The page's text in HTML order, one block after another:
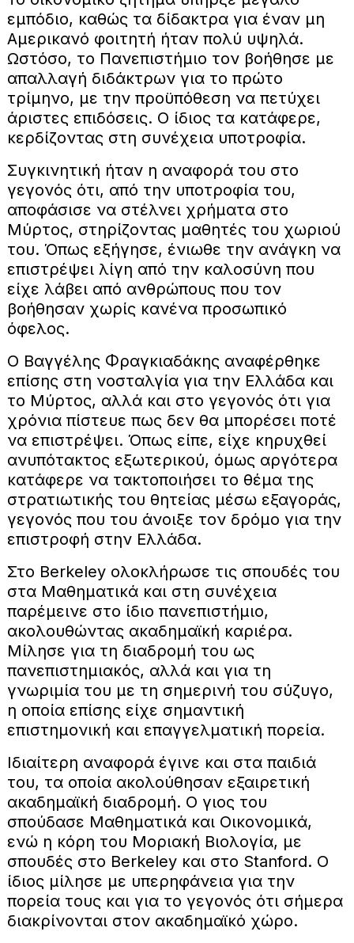
εμπόδιο, καθώς τα δίδακτρα για έναν μη
Αμερικανό φοιτητή ήταν πολύ υψηλά.
Ωστόσο, το Πανεπιστήμιο τον βοήθησε με
απαλλαγή διδάκτρων για το πρώτο
τρίμηνο, με την προϋπόθεση να πετύχει
άριστες επιδόσεις. Ο ίδιος τα κατάφερε,
κερδίζοντας στη συνέχεια υποτροφία.
Συγκινητική ήταν η αναφορά του στο
γεγονός ότι, από την υποτροφία του,
αποφάσισε να στέλνει χρήματα στο
Μύρτος, στηρίζοντας μαθητές του χωριού
του. Όπως εξήγησε, ένιωθε την ανάγκη να
επιστρέψει λίγη από την καλοσύνη που
είχε λάβει από ανθρώπους που τον
βοήθησαν χωρίς κανένα προσωπικό
όφελος.
Ο Βαγγέλης Φραγκιαδάκης αναφέρθηκε
επίσης στη νοσταλγία για την Ελλάδα και
το Μύρτος, αλλά και στο γεγονός ότι για
χρόνια πίστευε πως δεν θα μπορέσει ποτέ
να επιστρέψει. Όπως είπε, είχε κηρυχθεί
ανυπότακτος εξωτερικού, όμως αργότερα
κατάφερε να τακτοποιήσει το θέμα της
στρατιωτικής του θητείας μέσω εξαγοράς,
γεγονός που του άνοιξε τον δρόμο για την
επιστροφή στην Ελλάδα.
Στο Berkeley ολοκλήρωσε τις σπουδές του
στα Μαθηματικά και στη συνέχεια
παρέμεινε στο ίδιο πανεπιστήμιο,
ακολουθώντας ακαδημαϊκή καριέρα.
Μίλησε για τη διαδρομή του ως
πανεπιστημιακός, αλλά και για τη
γνωριμία του με τη σημερινή του σύζυγο,
η οποία επίσης είχε σημαντική
επιστημονική και επαγγελματική πορεία.
Ιδιαίτερη αναφορά έγινε και στα παιδιά
του, τα οποία ακολούθησαν εξαιρετική
ακαδημαϊκή διαδρομή. Ο γιος του
σπούδασε Μαθηματικά και Οικονομικά,
ενώ η κόρη του Μοριακή Βιολογία, με
σπουδές στο Berkeley και στο Stanford. Ο
ίδιος μίλησε με υπερηφάνεια για την
πορεία τους και για το γεγονός ότι σήμερα
διακρίνονται στον ακαδημαϊκό χώρο.